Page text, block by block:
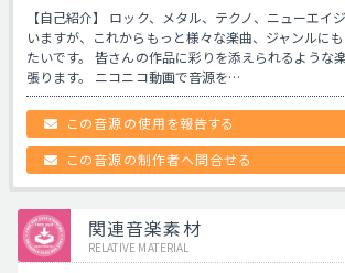
【自己紹介】 ロック、メタル、テクノ、ニューエイ
いますが、これからもっと様々な楽曲、ジャンルに
たいです。 皆さんの作品に彩りを添えられるような
張ります。 ニコニコ動画で音源を…
この音源の使用を報告する
この音源の制作者へ問合せる
関連音楽素材
RELATIVE MATERIAL